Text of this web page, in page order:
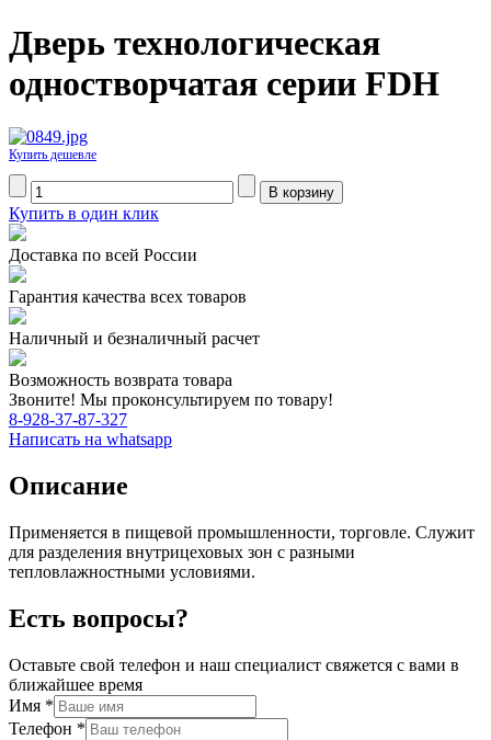
Дверь технологическая
одностворчатая серии FDH
Купить дешевле
Купить в один клик
Доставка по всей России
Гарантия качества всех товаров
Наличный и безналичный расчет
Возможность возврата товара
Звоните! Мы проконсультируем по товару!
8-928-37-87-327
Написать на whatsapp
Описание
Применяется в пищевой промышленности, торговле. Служит
для разделения внутрицеховых зон с разными
тепловлажностными условиями.
Есть вопросы?
Оставьте свой телефон и наш специалист свяжется с вами в
ближайшее время
Имя *
Телефон *